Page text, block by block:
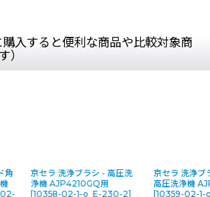
入すると便利な商品や比較対象商
）
角
京セラ 洗浄ブラシ - 高圧洗
浄機 AJP4210GQ用
[10358-02-1-o_E-230-2]
京セラ 洗浄ブ
高圧洗浄機
[10359-02-1-